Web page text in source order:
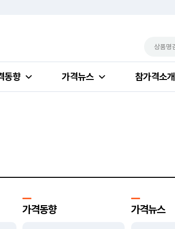
동향 가격뉴스 참가격소개
가격동향 가격뉴스